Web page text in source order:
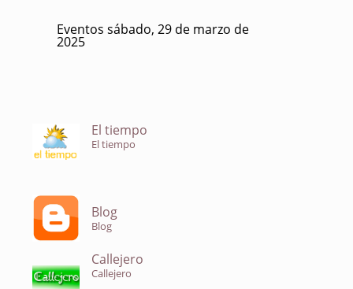
Eventos sábado, 29 de marzo de
2025
El tiempo
El tiempo
Blog
Blog
Callejero
Callejero